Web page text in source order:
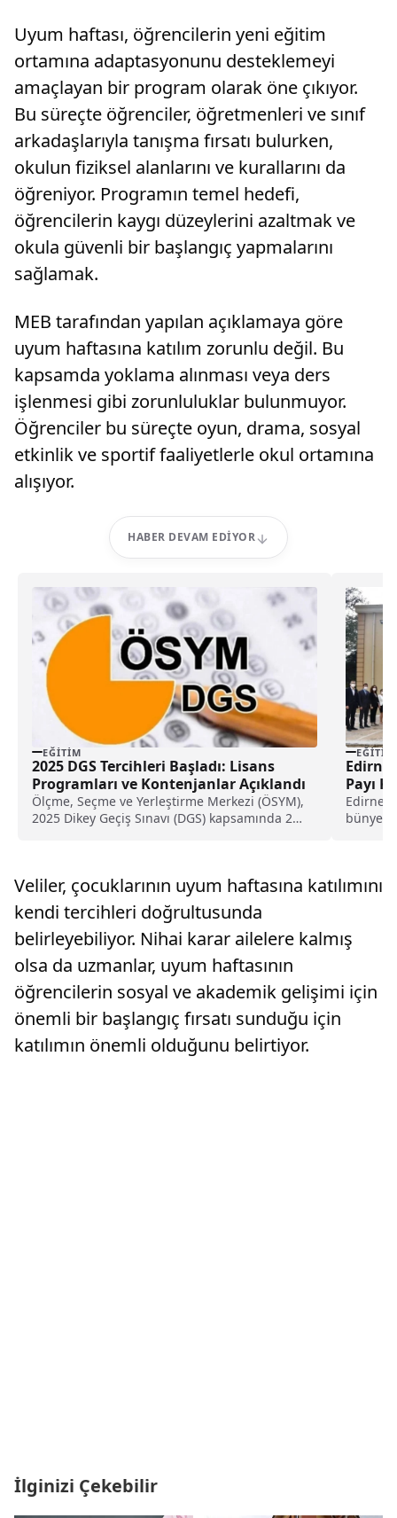
Uyum haftası, öğrencilerin yeni eğitim
ortamına adaptasyonunu desteklemeyi
amaçlayan bir program olarak öne çıkıyor.
Bu süreçte öğrenciler, öğretmenleri ve sınıf
arkadaşlarıyla tanışma fırsatı bulurken,
okulun fiziksel alanlarını ve kurallarını da
öğreniyor. Programın temel hedefi,
öğrencilerin kaygı düzeylerini azaltmak ve
okula güvenli bir başlangıç yapmalarını
sağlamak.
MEB tarafından yapılan açıklamaya göre
uyum haftasına katılım zorunlu değil. Bu
kapsamda yoklama alınması veya ders
işlenmesi gibi zorunluluklar bulunmuyor.
Öğrenciler bu süreçte oyun, drama, sosyal
etkinlik ve sportif faaliyetlerle okul ortamına
alışıyor.
HABER DEVAM EDIYOR
EĞITIM
2025 DGS Tercihleri Başladı: Lisans
Programları ve Kontenjanlar Açıklandı
Ölçme, Seçme ve Yerleştirme Merkezi (ÖSYM),
2025 Dikey Geçiş Sınavı (DGS) kapsamında 2
EĞITIM
Payı
Edirne
Veliler, çocuklarının uyum haftasına katılımını
kendi tercihleri doğrultusunda
belirleyebiliyor. Nihai karar ailelere kalmış
olsa da uzmanlar, uyum haftasının
öğrencilerin sosyal ve akademik gelişimi için
önemli bir başlangıç fırsatı sunduğu için
katılımın önemli olduğunu belirtiyor.
İlginizi Çekebilir